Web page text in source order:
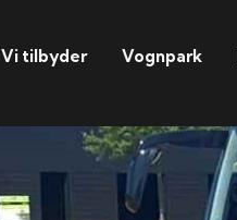
Vi tilbyder Vognpark